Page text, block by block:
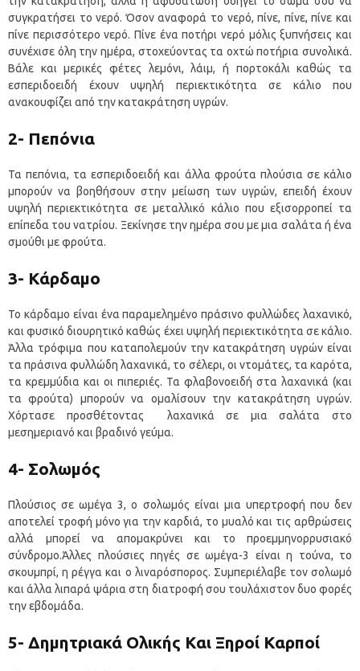
συγκρατήσει το νερό. Όσον αναφορά το νερό, πίνε, πίνε, πίνε και
πίνε περισσότερο νερό. Πίνε ένα ποτήρι νερό μόλις ξυπνήσεις και
συνέχισε όλη την ημέρα, στοχεύοντας τα οχτώ ποτήρια συνολικά.
Βάλε και μερικές φέτες λεμόνι, λάιμ, ή πορτοκάλι καθώς τα
εσπεριδοειδή έχουν υψηλή περιεκτικότητα σε κάλιο που
ανακουφίζει από την κατακράτηση υγρών.
2- Πεπόνια
Τα πεπόνια, τα εσπεριδοειδή και άλλα φρούτα πλούσια σε κάλιο
μπορούν να βοηθήσουν στην μείωση των υγρών, επειδή έχουν
υψηλή περιεκτικότητα σε μεταλλικό κάλιο που εξισορροπεί τα
επίπεδα του νατρίου. Ξεκίνησε την ημέρα σου με μια σαλάτα ή ένα
σμούθι με φρούτα.
3- Κάρδαμο
Το κάρδαμο είναι ένα παραμελημένο πράσινο φυλλώδες λαχανικό,
και φυσικό διουρητικό καθώς έχει υψηλή περιεκτικότητα σε κάλιο.
Άλλα τρόφιμα που καταπολεμούν την κατακράτηση υγρών είναι
τα πράσινα φυλλώδη λαχανικά, το σέλερι, οι ντομάτες, τα καρότα,
τα κρεμμύδια και οι πιπεριές. Τα φλαβονοειδή στα λαχανικά (και
τα φρούτα) μπορούν να ομαλίσουν την κατακράτηση υγρών.
Χόρτασε προσθέτοντας λαχανικά σε μια σαλάτα στο
μεσημεριανό και βραδινό γεύμα.
4- Σολωμός
Πλούσιος σε ωμέγα 3, ο σολωμός είναι μια υπερτροφή που δεν
αποτελεί τροφή μόνο για την καρδιά, το μυαλό και τις αρθρώσεις
αλλά μπορεί να απομακρύνει και το προεμμηνορρυσιακό
σύνδρομο.Άλλες πλούσιες πηγές σε ωμέγα-3 είναι η τούνα, το
σκουμπρί, η ρέγγα και ο λιναρόσπορος. Συμπεριέλαβε τον σολωμό
και άλλα λιπαρά ψάρια στη διατροφή σου τουλάχιστον δυο φορές
την εβδομάδα.
5- Δημητριακά Ολικής Και Ξηροί Καρποί